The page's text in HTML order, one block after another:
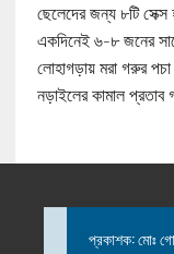
ছেলেদের জন্য ৮টি সেক্স
একদিনেই ৬-৮ জনের
লোহাগড়ায় মরা গরুর
নড়াইলের কামাল প্রতাব
প্রকাশক: মোঃ